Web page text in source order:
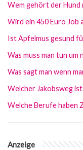
Wem gehört der Hund
Wird ein 450 Euro Job
Ist Apfelmus gesund
Was muss man tun um
Was sagt man wenn
Welcher Jakobsweg
Welche Berufe haben
Anzeige